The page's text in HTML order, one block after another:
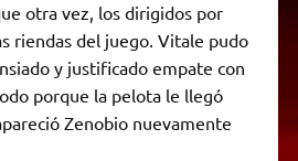
otra vez, los dirigidos por
riendas del juego. Vitale pudo
y justificado empate con
porque la pelota le llegó
Zenobio nuevamente